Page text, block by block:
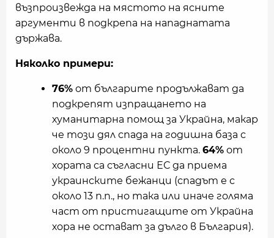
възпроизвежда на мястото на ясните
аргументи в подкрепа на нападнатата
държава.
Няколко примери:
76% от българите продължават да
подкрепят изпращането на
хуманитарна помощ за Украйна, макар
че този дял спада на годишна база с
около 9 процентни пункта. 64% от
хората са съгласни ЕС да приема
украинските бежанци (спадът е с
около 13 п.п., но така или иначе голяма
част от пристигащите от Украйна
хора не остават за дълго в България).